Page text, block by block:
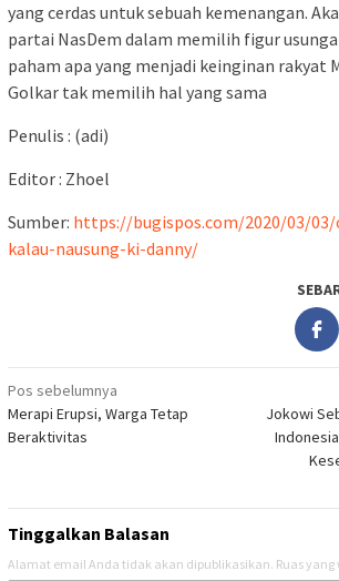
yang cerdas untuk sebuah kemenangan.
partai NasDem dalam memilih figur
paham apa yang menjadi keinginan rakyat
Golkar tak memilih hal yang sama
Penulis : (adi)
Editor : Zhoel
Sumber: https://bugispos.com/2020/03/
kalau-nausung-ki-danny/
Navigasi
pos
Pos sebelumnya
Merapi Erupsi, Warga Tetap
Beraktivitas
Jokowi
Tinggalkan Balasan
Alamat email Anda tidak akan dipublikasikan. Ruas